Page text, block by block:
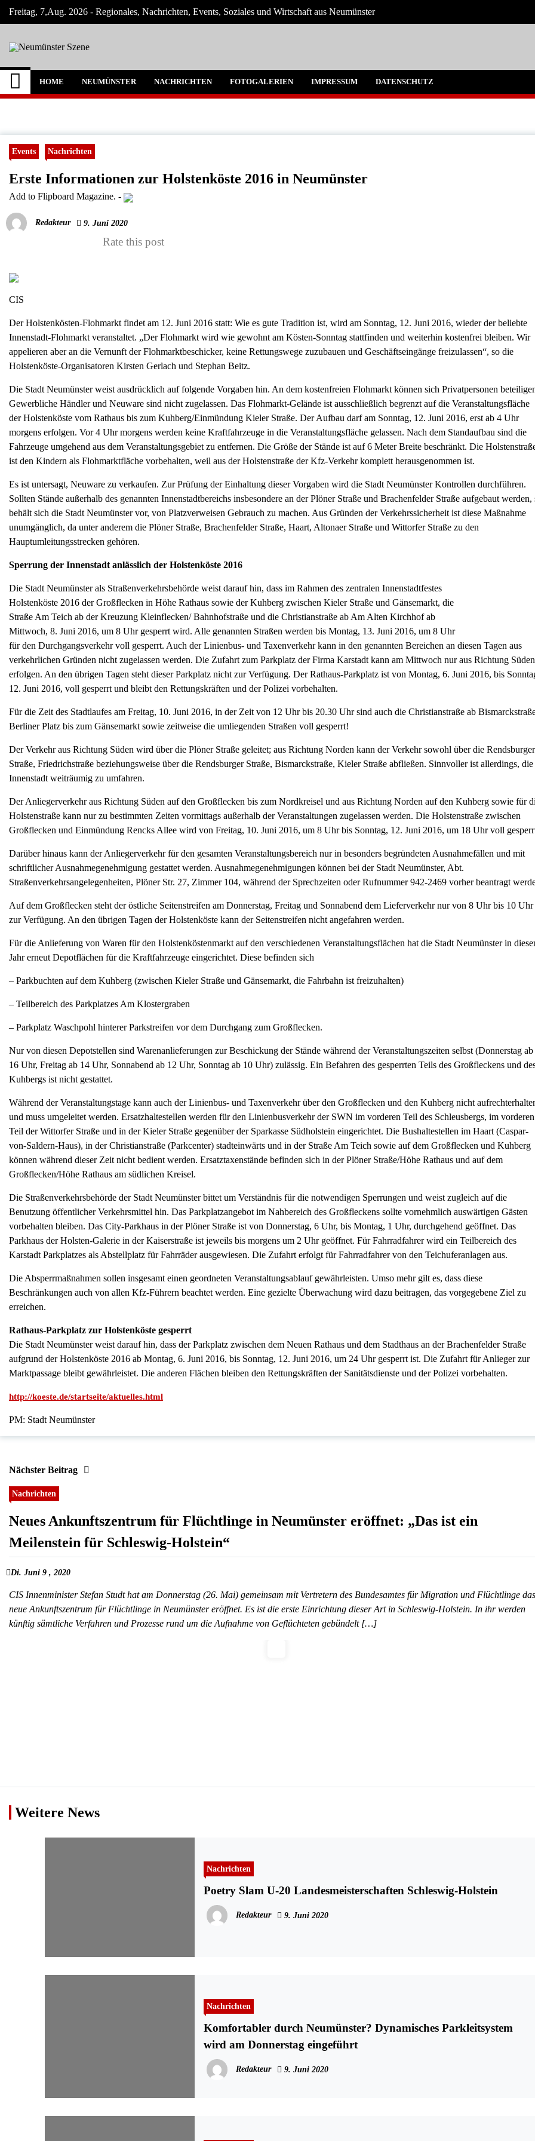
Skip
Freitag, 7,Aug. 2026 - Regionales, Nachrichten, Events, Soziales und Wirtschaft aus Neumünster
Neumünster Szene
Neuigkeiten und Nachrichten aus Neumünster und Umgebung
HOME NEUMÜNSTER NACHRICHTEN FOTOGALERIEN IMPRESSUM DATENSCHUTZ
Events Nachrichten
Erste Informationen zur Holstenköste 2016 in Neumünster
Add to Flipboard Magazine. -
Redakteur 9. Juni 2020
Rate this post
CIS
Der Holstenkösten-Flohmarkt findet am 12. Juni 2016 statt: Wie es gute Tradition ist, wird am Sonntag, 12. Juni 2016, wieder der beliebte
Innenstadt-Flohmarkt veranstaltet. „Der Flohmarkt wird wie gewohnt am Kösten-Sonntag stattfinden und weiterhin kostenfrei bleiben. Wir
appelieren aber an die Vernunft der Flohmarktbeschicker, keine Rettungswege zuzubauen und Geschäftseingänge freizulassen“, so die
Holstenköste-Organisatoren Kirsten Gerlach und Stephan Beitz.
Die Stadt Neumünster weist ausdrücklich auf folgende Vorgaben hin. An dem kostenfreien Flohmarkt können sich Privatpersonen
Gewerbliche Händler und Neuware sind nicht zugelassen. Das Flohmarkt-Gelände ist ausschließlich begrenzt auf die Veranstaltungsfläche
der Holstenköste vom Rathaus bis zum Kuhberg/Einmündung Kieler Straße. Der Aufbau darf am Sonntag, 12. Juni 2016, erst ab 4 Uhr
morgens erfolgen. Vor 4 Uhr morgens werden keine Kraftfahrzeuge in die Veranstaltungsfläche gelassen. Nach dem Standaufbau sind die
Fahrzeuge umgehend aus dem Veranstaltungsgebiet zu entfernen. Die Größe der Stände ist auf 6 Meter Breite beschränkt. Die
ist den Kindern als Flohmarktfläche vorbehalten, weil aus der Holstenstraße der Kfz-Verkehr komplett herausgenommen ist.
Es ist untersagt, Neuware zu verkaufen. Zur Prüfung der Einhaltung dieser Vorgaben wird die Stadt Neumünster Kontrollen durchführen.
Sollten Stände außerhalb des genannten Innenstadtbereichs insbesondere an der Plöner Straße und Brachenfelder Straße aufgebaut werden,
behält sich die Stadt Neumünster vor, von Platzverweisen Gebrauch zu machen. Aus Gründen der Verkehrssicherheit ist diese Maßnahme
unumgänglich, da unter anderem die Plöner Straße, Brachenfelder Straße, Haart, Altonaer Straße und Wittorfer Straße zu den
Hauptumleitungsstrecken gehören.
Sperrung der Innenstadt anlässlich der Holstenköste 2016
Die Stadt Neumünster als Straßenverkehrsbehörde weist darauf hin, dass im Rahmen des zentralen Innenstadtfestes
Holstenköste 2016 der Großflecken in Höhe Rathaus sowie der Kuhberg zwischen Kieler Straße und Gänsemarkt, die
Straße Am Teich ab der Kreuzung Kleinflecken/ Bahnhofstraße und die Christianstraße ab Am Alten Kirchhof ab
Mittwoch, 8. Juni 2016, um 8 Uhr gesperrt wird. Alle genannten Straßen werden bis Montag, 13. Juni 2016, um 8 Uhr
für den Durchgangsverkehr voll gesperrt. Auch der Linienbus- und Taxenverkehr kann in den genannten Bereichen an diesen Tagen aus
verkehrlichen Gründen nicht zugelassen werden. Die Zufahrt zum Parkplatz der Firma Karstadt kann am Mittwoch nur aus Richtung Süden
erfolgen. An den übrigen Tagen steht dieser Parkplatz nicht zur Verfügung. Der Rathaus-Parkplatz ist von Montag, 6. Juni 2016, bis
12. Juni 2016, voll gesperrt und bleibt den Rettungskräften und der Polizei vorbehalten.
Für die Zeit des Stadtlaufes am Freitag, 10. Juni 2016, in der Zeit von 12 Uhr bis 20.30 Uhr sind auch die Christianstraße ab
Berliner Platz bis zum Gänsemarkt sowie zeitweise die umliegenden Straßen voll gesperrt!
Der Verkehr aus Richtung Süden wird über die Plöner Straße geleitet; aus Richtung Norden kann der Verkehr sowohl über die Rendsburger
Straße, Friedrichstraße beziehungsweise über die Rendsburger Straße, Bismarckstraße, Kieler Straße abfließen. Sinnvoller ist allerdings, die
Innenstadt weiträumig zu umfahren.
Der Anliegerverkehr aus Richtung Süden auf den Großflecken bis zum Nordkreisel und aus Richtung Norden auf den Kuhberg sowie für
Holstenstraße kann nur zu bestimmten Zeiten vormittags außerhalb der Veranstaltungen zugelassen werden. Die Holstenstraße zwischen
Großflecken und Einmündung Rencks Allee wird von Freitag, 10. Juni 2016, um 8 Uhr bis Sonntag, 12. Juni 2016, um 18 Uhr voll
Darüber hinaus kann der Anliegerverkehr für den gesamten Veranstaltungsbereich nur in besonders begründeten Ausnahmefällen und mit
schriftlicher Ausnahmegenehmigung gestattet werden. Ausnahmegenehmigungen können bei der Stadt Neumünster, Abt.
Straßenverkehrsangelegenheiten, Plöner Str. 27, Zimmer 104, während der Sprechzeiten oder Rufnummer 942-2469 vorher beantragt
Auf dem Großflecken steht der östliche Seitenstreifen am Donnerstag, Freitag und Sonnabend dem Lieferverkehr nur von 8 Uhr bis 10 Uhr
zur Verfügung. An den übrigen Tagen der Holstenköste kann der Seitenstreifen nicht angefahren werden.
Für die Anlieferung von Waren für den Holstenköstenmarkt auf den verschiedenen Veranstaltungsflächen hat die Stadt Neumünster in
Jahr erneut Depotflächen für die Kraftfahrzeuge eingerichtet. Diese befinden sich
– Parkbuchten auf dem Kuhberg (zwischen Kieler Straße und Gänsemarkt, die Fahrbahn ist freizuhalten)
– Teilbereich des Parkplatzes Am Klostergraben
– Parkplatz Waschpohl hinterer Parkstreifen vor dem Durchgang zum Großflecken.
Nur von diesen Depotstellen sind Warenanlieferungen zur Beschickung der Stände während der Veranstaltungszeiten selbst (Donnerstag ab
16 Uhr, Freitag ab 14 Uhr, Sonnabend ab 12 Uhr, Sonntag ab 10 Uhr) zulässig. Ein Befahren des gesperrten Teils des Großfleckens und
Kuhbergs ist nicht gestattet.
Während der Veranstaltungstage kann auch der Linienbus- und Taxenverkehr über den Großflecken und den Kuhberg nicht
und muss umgeleitet werden. Ersatzhaltestellen werden für den Linienbusverkehr der SWN im vorderen Teil des Schleusbergs, im vorderen
Teil der Wittorfer Straße und in der Kieler Straße gegenüber der Sparkasse Südholstein eingerichtet. Die Bushaltestellen im Haart (Caspar-
von-Saldern-Haus), in der Christianstraße (Parkcenter) stadteinwärts und in der Straße Am Teich sowie auf dem Großflecken und Kuhberg
können während dieser Zeit nicht bedient werden. Ersatztaxenstände befinden sich in der Plöner Straße/Höhe Rathaus und auf dem
Großflecken/Höhe Rathaus am südlichen Kreisel.
Die Straßenverkehrsbehörde der Stadt Neumünster bittet um Verständnis für die notwendigen Sperrungen und weist zugleich auf die
Benutzung öffentlicher Verkehrsmittel hin. Das Parkplatzangebot im Nahbereich des Großfleckens sollte vornehmlich auswärtigen Gästen
vorbehalten bleiben. Das City-Parkhaus in der Plöner Straße ist von Donnerstag, 6 Uhr, bis Montag, 1 Uhr, durchgehend geöffnet. Das
Parkhaus der Holsten-Galerie in der Kaiserstraße ist jeweils bis morgens um 2 Uhr geöffnet. Für Fahrradfahrer wird ein Teilbereich des
Karstadt Parkplatzes als Abstellplatz für Fahrräder ausgewiesen. Die Zufahrt erfolgt für Fahrradfahrer von den Teichuferanlagen aus.
Die Absperrmaßnahmen sollen insgesamt einen geordneten Veranstaltungsablauf gewährleisten. Umso mehr gilt es, dass diese
Beschränkungen auch von allen Kfz-Führern beachtet werden. Eine gezielte Überwachung wird dazu beitragen, das vorgegebene Ziel zu
erreichen.
Rathaus-Parkplatz zur Holstenköste gesperrt
Die Stadt Neumünster weist darauf hin, dass der Parkplatz zwischen dem Neuen Rathaus und dem Stadthaus an der Brachenfelder Straße
aufgrund der Holstenköste 2016 ab Montag, 6. Juni 2016, bis Sonntag, 12. Juni 2016, um 24 Uhr gesperrt ist. Die Zufahrt für Anlieger zur
Marktpassage bleibt gewährleistet. Die anderen Flächen bleiben den Rettungskräften der Sanitätsdienste und der Polizei vorbehalten.
http://koeste.de/startseite/aktuelles.html
PM: Stadt Neumünster
Nächster Beitrag
Nachrichten
Neues Ankunftszentrum für Flüchtlinge in Neumünster eröffnet: „Das ist ein
Meilenstein für Schleswig-Holstein“
Di. Juni 9 , 2020
CIS Innenminister Stefan Studt hat am Donnerstag (26. Mai) gemeinsam mit Vertretern des Bundesamtes für Migration und Flüchtlinge das
neue Ankunftszentrum für Flüchtlinge in Neumünster eröffnet. Es ist die erste Einrichtung dieser Art in Schleswig-Holstein. In ihr werden
künftig sämtliche Verfahren und Prozesse rund um die Aufnahme von Geflüchteten gebündelt […]
Weitere News
Nachrichten
Poetry Slam U-20 Landesmeisterschaften Schleswig-Holstein
Redakteur 9. Juni 2020
Nachrichten
Komfortabler durch Neumünster? Dynamisches Parkleitsystem
wird am Donnerstag eingeführt
Redakteur 9. Juni 2020